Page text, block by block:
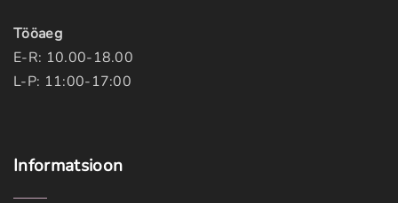
Tööaeg
E-R: 10.00-18.00
L-P: 11:00-17:00
Informatsioon